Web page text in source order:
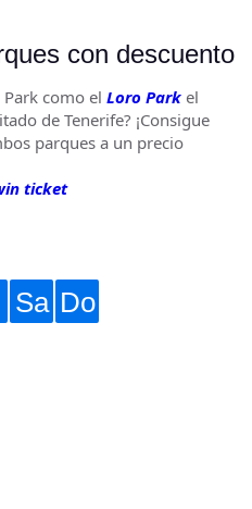
con descuento
como el Loro Park el
de Tenerife? ¡Consigue
parques a un precio
ticket
Sa Do